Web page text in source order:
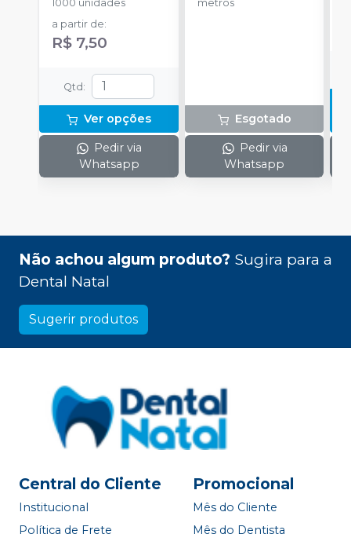
1000 unidades
a partir de:
R$ 7,50
Qtd :
Ver opções
Pedir via
Whatsapp
metros
Esgotado
Pedir via
Whatsapp
Não achou algum produto? Sugira para a
Dental Natal
Sugerir produtos
Central do Cliente
Institucional
Política de Frete
Promocional
Mês do Cliente
Mês do Dentista